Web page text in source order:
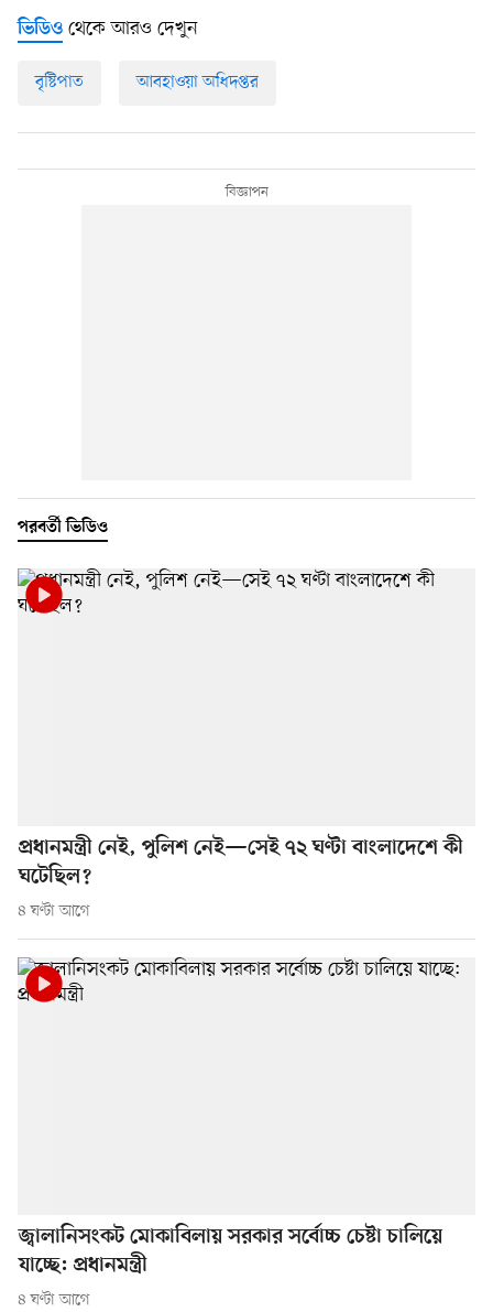
ভিডিও থেকে আরও দেখুন
বৃষ্টিপাত আবহাওয়া অধিদপ্তর
পরবর্তী ভিডিও
প্রধানমন্ত্রী নেই, পুলিশ নেই—সেই ৭২ ঘণ্টা বাংলাদেশে কী
ঘটেছিল?
৪ ঘণ্টা আগে
জ্বালানিসংকট মোকাবিলায় সরকার সর্বোচ্চ চেষ্টা চালিয়ে
যাচ্ছে: প্রধানমন্ত্রী
৪ ঘণ্টা আগে